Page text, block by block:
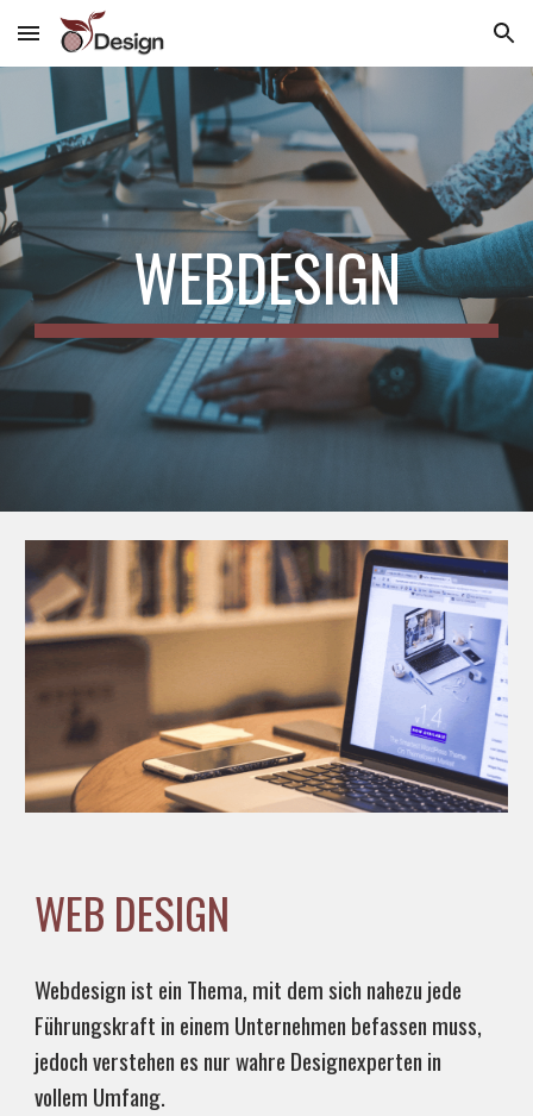
Skip to main content Skip to navigation
WEBDESIGN
WEB DESIGN
Webdesign ist ein Thema, mit dem sich nahezu jede
Führungskraft in einem Unternehmen befassen muss,
jedoch verstehen es nur wahre Designexperten in
vollem Umfang.